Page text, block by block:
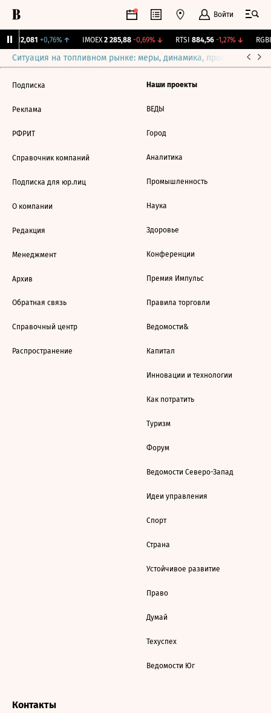
Войти
12,081 +0,76%↑ IMOEX 2 285,88 -0,69%↓ RTSI 884,56 -1,27%↓ RGBI
Ситуация на топливном рынке: меры, динамика, прогнозы
Подписка
Реклама
РФРИТ
Справочник компаний
Подписка для юр.лиц
О компании
Редакция
Менеджмент
Архив
Обратная связь
Справочный центр
Распространение
Наши проекты
ВЕДЫ
Город
Аналитика
Промышленность
Наука
Здоровье
Конференции
Премия Импульс
Правила торговли
Ведомости&
Капитал
Инновации и технологии
Как потратить
Туризм
Форум
Ведомости Северо-Запад
Идеи управления
Спорт
Страна
Устойчивое развитие
Право
Думай
Техуспех
Ведомости Юг
Контакты